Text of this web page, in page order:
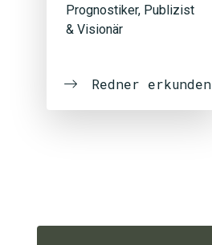
Prognostiker, Publizist
& Visionär
Redner erkunden